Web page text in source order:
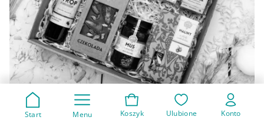
Start Menu Koszyk Ulubione Konto